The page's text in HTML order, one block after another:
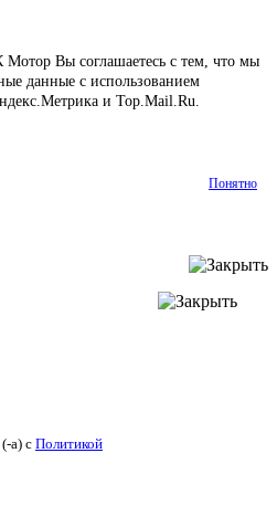
Вы соглашаетесь с тем, что мы
данные с использованием
и Top.Mail.Ru.
Понятно
а) cПолитикой конфиденциальности